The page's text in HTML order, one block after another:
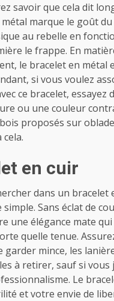
savoir que cela dit
marque le goût du
au rebelle en
le frappe. En
le bracelet en métal
si vous voulez
ce bracelet, essayez
ou une couleur
proposés sur
en cuir
dans un bracelet
Sans éclat de
une élégance mate
quelle tenue.
garder mince, les
à retirer, sauf si vous
Le
et votre envie de